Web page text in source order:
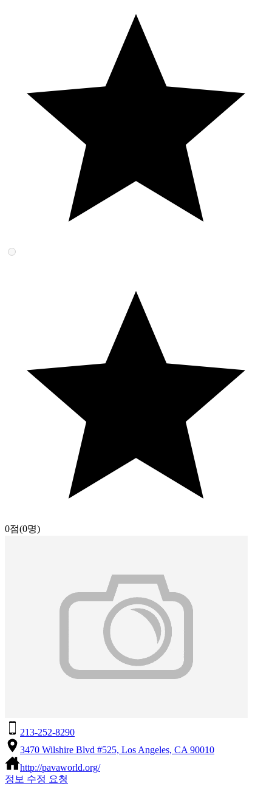
0점(0명)
213-252-8290
3470 Wilshire Blvd #525, Los Angeles, CA 90010
http://pavaworld.org/
정보 수정 요청